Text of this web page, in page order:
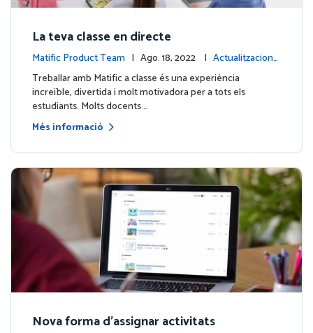
La teva classe en directe
Matific Product Team | Ago. 18, 2022 | Actualitzacions
de la plataforma
Treballar amb Matific a classe és una experiència
increïble, divertida i molt motivadora per a tots els
estudiants. Molts docents …
Més informació
Nova forma d'assignar activitats